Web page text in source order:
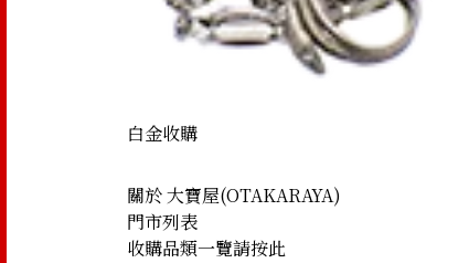
白金收購
關於 大寶屋(OTAKARAYA)
門市列表
收購品類一覽請按此